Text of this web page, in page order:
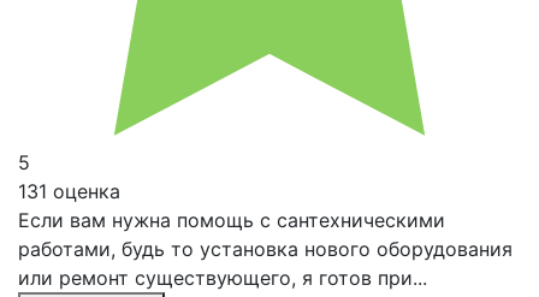
5
131 оценка
Если вам нужна помощь с сантехническими
работами, будь то установка нового оборудования
или ремонт существующего, я готов при...